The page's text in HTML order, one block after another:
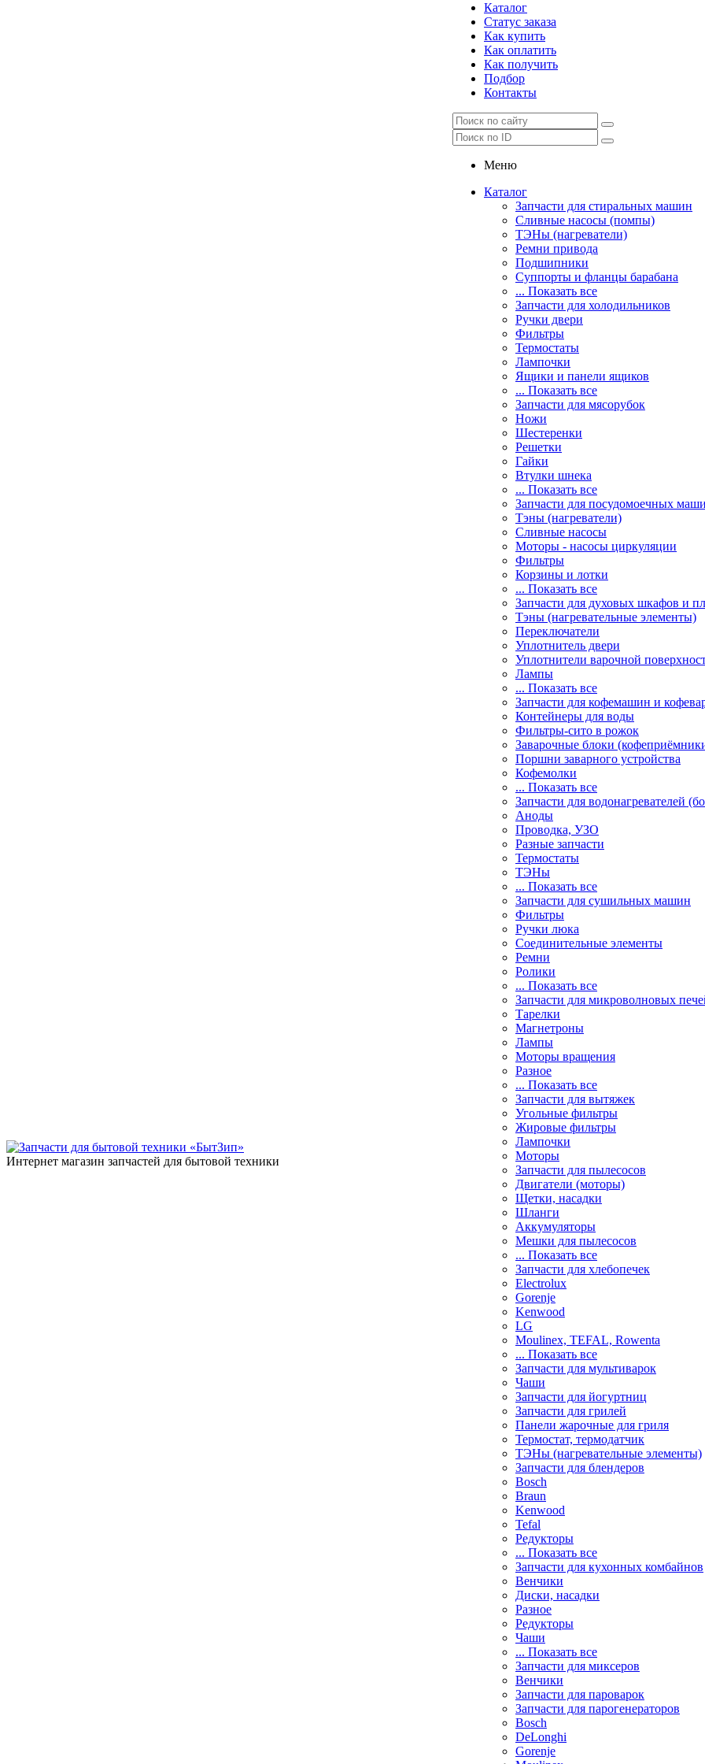
Интернет магазин запчастей для бытовой техники
Каталог
Статус заказа
Как купить
Как оплатить
Как получить
Подбор
Контакты
Меню
Каталог
Запчасти для стиральных машин
Сливные насосы (помпы)
ТЭНы (нагреватели)
Ремни привода
Подшипники
Суппорты и фланцы барабана
... Показать все
Запчасти для холодильников
Ручки двери
Фильтры
Термостаты
Лампочки
Ящики и панели ящиков
... Показать все
Запчасти для мясорубок
Ножи
Шестеренки
Решетки
Гайки
Втулки шнека
... Показать все
Запчасти для посудомоечных
Тэны (нагреватели)
Сливные насосы
Моторы - насосы циркуляции
Фильтры
Корзины и лотки
... Показать все
Запчасти для духовых шкафов и
Тэны (нагревательные элементы)
Переключатели
Уплотнитель двери
Уплотнители варочной
Лампы
... Показать все
Запчасти для кофемашин и
Контейнеры для воды
Фильтры-сито в рожок
Заварочные блоки
Поршни заварного устройства
Кофемолки
... Показать все
Запчасти для водонагревателей
Аноды
Проводка, УЗО
Разные запчасти
Термостаты
ТЭНы
... Показать все
Запчасти для сушильных машин
Фильтры
Ручки люка
Соединительные элементы
Ремни
Ролики
... Показать все
Запчасти для микроволновых
Тарелки
Магнетроны
Лампы
Моторы вращения
Разное
... Показать все
Запчасти для вытяжек
Угольные фильтры
Жировые фильтры
Лампочки
Моторы
Запчасти для пылесосов
Двигатели (моторы)
Щетки, насадки
Шланги
Аккумуляторы
Мешки для пылесосов
... Показать все
Запчасти для хлебопечек
Electrolux
Gorenje
Kenwood
LG
Moulinex, TEFAL, Rowenta
... Показать все
Запчасти для мультиварок
Чаши
Запчасти для йогуртниц
Запчасти для грилей
Панели жарочные для гриля
Термостат, термодатчик
ТЭНы (нагревательные элементы)
Запчасти для блендеров
Bosch
Braun
Kenwood
Tefal
Редукторы
... Показать все
Запчасти для кухонных комбайнов
Венчики
Диски, насадки
Разное
Редукторы
Чаши
... Показать все
Запчасти для миксеров
Венчики
Запчасти для пароварок
Запчасти для парогенераторов
Bosch
DeLonghi
Gorenje